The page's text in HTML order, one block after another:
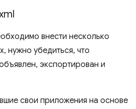
внести несколько
нужно убедиться, что
экспортирован и
свои приложения на основе